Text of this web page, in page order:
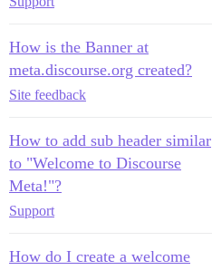
How is the Banner at
meta.discourse.org created?
Site feedback
How to add sub header similar
to "Welcome to Discourse
Meta!"?
Support
How do I create a welcome